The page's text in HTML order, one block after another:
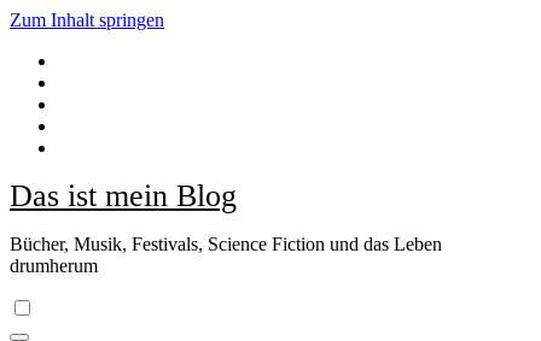
Zum Inhalt springen
Das ist mein Blog
Bücher, Musik, Festivals, Science Fiction und das Leben
drumherum